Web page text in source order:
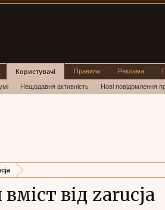
від zarucja
Користувачі
Нещодавня активність Нові повідомлення
Правила Реклама